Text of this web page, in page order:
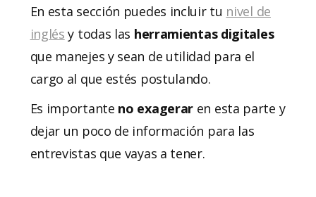
En esta sección puedes incluir tu nivel de
inglés y todas las herramientas digitales
que manejes y sean de utilidad para el
cargo al que estés postulando.
Es importante no exagerar en esta parte y
dejar un poco de información para las
entrevistas que vayas a tener.